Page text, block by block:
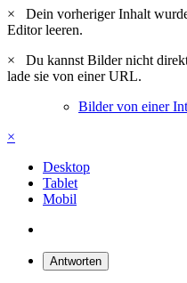
×
Dein vorheriger Inhalt
Editor leeren.
×
Du kannst Bilder nicht
lade sie von einer URL.
Bilder von einer
×
Desktop
Tablet
Mobil
Antworten